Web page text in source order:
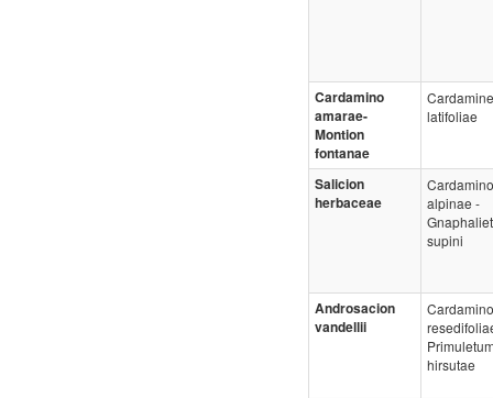
Cardamino
amarae-
Montion
fontanae
latifoliae
Salicion
herbaceae
Cardamino
alpinae -
supini
Androsacion
vandellii
Cardamino
hirsutae